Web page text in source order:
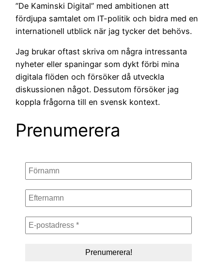
”De Kaminski Digital” med ambitionen att
fördjupa samtalet om IT-politik och bidra med en
internationell utblick när jag tycker det behövs.
Jag brukar oftast skriva om några intressanta
nyheter eller spaningar som dykt förbi mina
digitala flöden och försöker då utveckla
diskussionen något. Dessutom försöker jag
koppla frågorna till en svensk kontext.
Prenumerera